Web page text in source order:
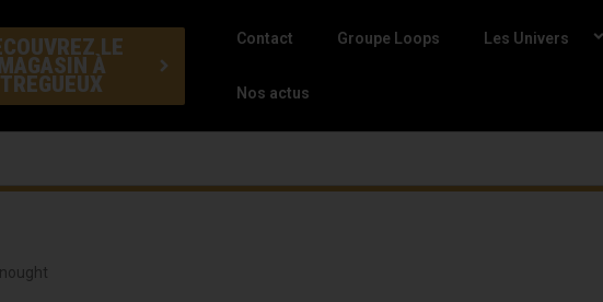
LE
À
TREGUEUX
Contact Groupe Loops Les Univers
Nos actus